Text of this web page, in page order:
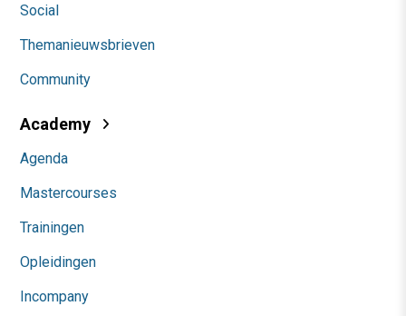
Social
Themanieuwsbrieven
Community
Academy
Agenda
Mastercourses
Trainingen
Opleidingen
Incompany